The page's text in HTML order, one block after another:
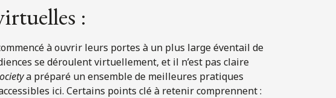
:
à ouvrir leurs portes à un plus large éventail de
se déroulent virtuellement, et il n’est pas claire
a préparé un ensemble de meilleures pratiques
ici. Certains points clé à retenir comprennent :